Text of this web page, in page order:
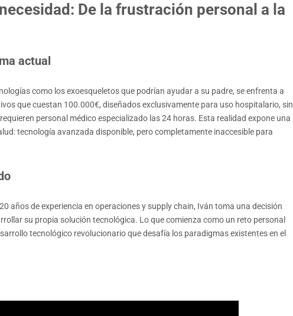
De la frustración personal a la
actual
como los exoesqueletos que podrían ayudar a su padre, se enfrenta a
que cuestan 100.000€, diseñados exclusivamente para uso hospitalario, sin
personal médico especializado las 24 horas. Esta realidad expone una
tecnología avanzada disponible, pero completamente inaccesible para
años de experiencia en operaciones y supply chain, Iván toma una decisión
su propia solución tecnológica. Lo que comienza como un reto personal
tecnológico revolucionario que desafía los paradigmas existentes en el